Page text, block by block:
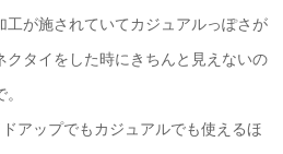
工が施されていてカジュアルっぽさが
クタイをした時にきちんと見えないの
アップでもカジュアルでも使えるほ